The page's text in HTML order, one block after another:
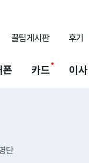
꿀팁게시판 후기
폰 카드 이사
단